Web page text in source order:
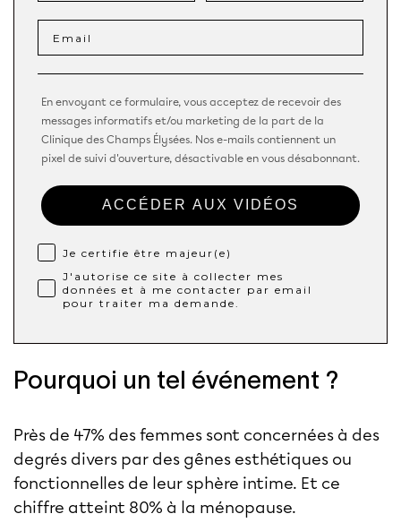
En envoyant ce formulaire, vous acceptez de recevoir des
messages informatifs et/ou marketing de la part de la
Clinique des Champs Élysées. Nos e-mails contiennent un
pixel de suivi d'ouverture, désactivable en vous désabonnant.
ACCÉDER AUX VIDÉOS
Je certifie être majeur(e)
J'autorise ce site à collecter mes
données et à me contacter par email
pour traiter ma demande.
Pourquoi un tel événement ?
Près de 47% des femmes sont concernées à des
degrés divers par des gênes esthétiques ou
fonctionnelles de leur sphère intime. Et ce
chiffre atteint 80% à la ménopause.